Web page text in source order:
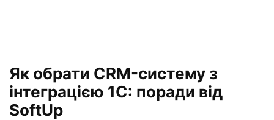
Як обрати CRM-систему з
інтеграцією 1С: поради від
SoftUp